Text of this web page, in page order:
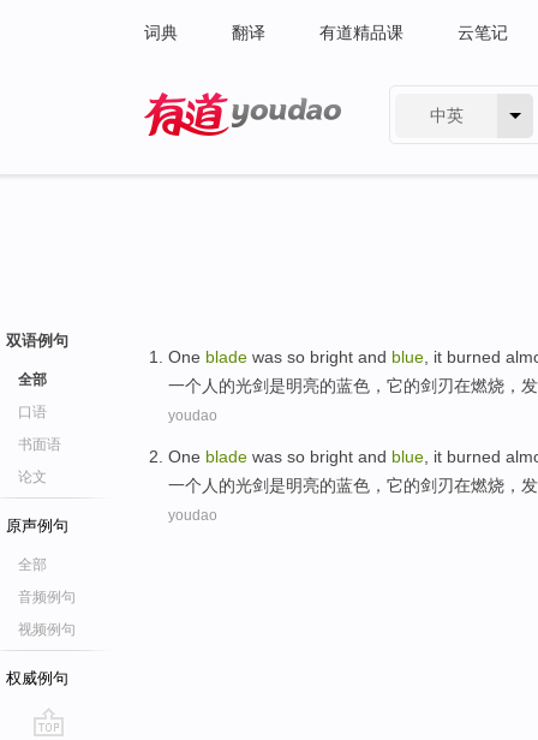
词典 翻译 有道精品课 云笔记
中英
双语例句
全部
口语
书面语
论文
原声例句
全部
音频例句
视频例句
权威例句
One blade was so bright and blue it burned
一个人 的光剑是明亮的蓝色 ， 它的剑刃在燃烧 ，
youdao
One blade was so bright and blue it burned
一个人 的光剑是明亮的蓝色 ， 它的剑刃在燃烧 ，
youdao